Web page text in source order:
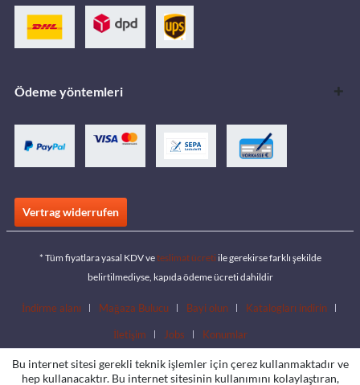
Ödeme yöntemleri
Vertrag widerrufen
* Tüm fiyatlara yasal KDV veteslimat ücreti ile gerekirse farklı şekilde
belirtilmediyse, kapıda ödeme ücreti dahildir
İndirme alanı Mağaza Bulucu Bayi olun Katalogları indirin
İletişim Jobs Konumlar
Bu internet sitesi gerekli teknik işlemler için çerez kullanmaktadır ve
hep kullanacaktır. Bu internet sitesinin kullanımını kolaylaştıran,